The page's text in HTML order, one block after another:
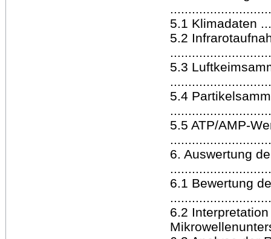
5.1 Klimadaten
5.2
5.3
5.4
5.5 ATP/AMP-
6. Auswertung
6.1 Bewertung
6.2